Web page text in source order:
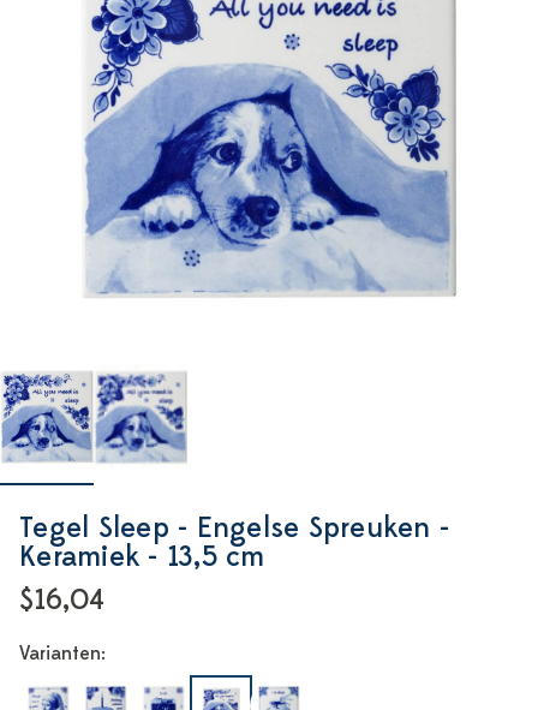
Tegel Sleep - Engelse Spreuken -
Keramiek - 13,5 cm
$16,04
Varianten: